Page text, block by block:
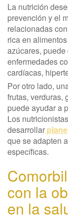
La nutrición
prevención y el
relacionadas
rica en
azúcares,
enfermedades
cardíacas,
Por otro lado,
frutas, verduras,
puede ayudar a
Los
desarrollar
que se adapten
específicas.
con la
en la